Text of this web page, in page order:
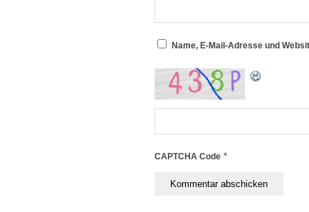
Name, E-Mail-Adresse und
CAPTCHA Code *